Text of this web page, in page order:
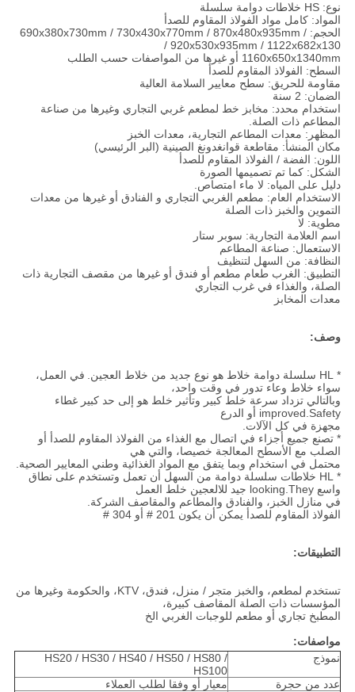
نوع: HS خلاطات دوامة سلسلة
المواد: كامل مواد الفولاذ المقاوم للصدأ
الحجم: 690x380x730mm / 730x430x770mm / 870x480x935mm /
920x530x935mm / 1122x682x130 /
1160x650x1340mm أو غيرها من المواصفات حسب الطلب
السطح: الفولاذ المقاوم للصدأ
مقاومة للحريق: سطح معايير السلامة العالية
الضمان: 2 سنة
استخدام محدد: مخابز خط لمطعم غربي التجاري وغيرها من صناعة
المطاعم ذات الصلة.
المظهر: معدات المطاعم التجارية، معدات الخبز
مكان المنشأ: مقاطعة قوانغدونغ الصينية (البر الرئيسي)
اللون: الفضة / الفولاذ المقاوم للصدأ
الشكل: كما تم تصميمها الصورة
دليل على المياه: لا ماء امتصاص.
الاستخدام العام: مطعم الغربي التجاري و الفنادق أو غيرها من معدات
التموين والخبز ذات الصلة
مطوية: لا
اسم العلامة التجارية: سوبر ستار
الاستعمال: صناعة المطاعم
النظافة: من السهل لتنظيف
التطبيق: الغرب طعام مطعم أو فندق أو غيرها من مقصف التجارية ذات
الصلة، والغذاء في غرب التجاري
معدات المخابز
وصف:
* HL سلسلة دوامة خلاط هو نوع جديد من خلاط العجين.
في العمل،
سواء خلاط وعاء تدور في وقت واحد،
وبالتالي تزداد سرعة خلط كبير وتأثير خلط هو إلى حد كبير غطاء
improved.Safety أو الدرع
مجهزة في كل الآلات.
* تصنع جميع أجزاء في اتصال مع الغذاء من الفولاذ المقاوم للصدأ أو
الصلب مع الأسطح المعالجة خصيصا، والتي هي
محتمل في استخدام وبما يتفق مع المواد الغذائية وطني المعايير الصحية.
* HL خلاطات سلسلة دوامة من السهل أن تعمل وتستخدم على نطاق
واسع looking.They جيد للالعجين خلط العمل
في منازل الخبز، والفنادق والمطاعم والمقاصف الشركة.
الفولاذ المقاوم للصدأ يمكن أن يكون 201 # أو 304 #
التطبيقات:
تستخدم لمطعم، والخبز متجر / منزل، فندق، KTV، والحكومة وغيرها من
المؤسسات ذات الصلة المقاصف كبيرة،
المطبخ تجاري أو مطعم للوجبات الغربي الخ
مواصفات:
نموذج
HS20 / HS30 / HS40 / HS50 / HS80 /
HS100
عدد من حجرة
معيار أو وفقا لطلب العملاء